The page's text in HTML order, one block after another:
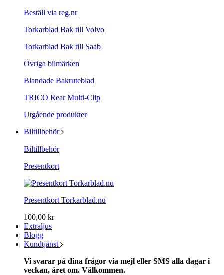
Beställ via reg.nr
Torkarblad Bak till Volvo
Torkarblad Bak till Saab
Övriga bilmärken
Blandade Bakruteblad
TRICO Rear Multi-Clip
Utgående produkter
Biltillbehör
Biltillbehör
Presentkort
Presentkort Torkarblad.nu
100,00 kr
Extraljus
Blogg
Kundtjänst
Vi svarar på dina frågor via mejl eller SMS alla dagar i
veckan, året om. Välkommen.